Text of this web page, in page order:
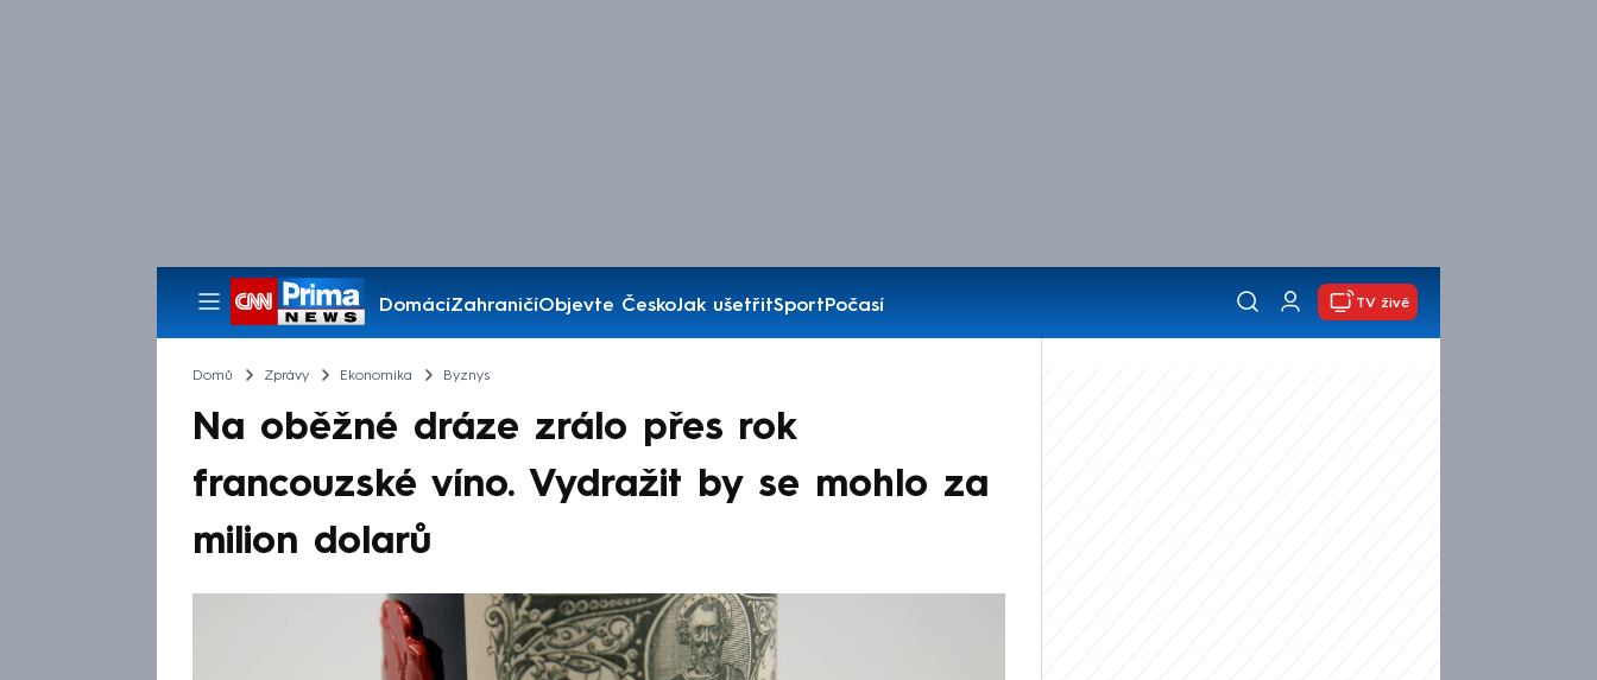
DomácíZahraničíObjevte ČeskoJak ušetřitSportPočasí
Pořady
TV živě
Domů Zprávy Ekonomika Byznys
Na oběžné dráze zrálo přes rok
francouzské víno. Vydražit by se mohlo za
milion dolarů